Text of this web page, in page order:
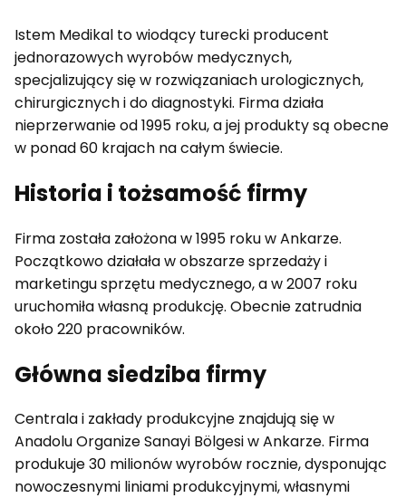
Istem Medikal to wiodący turecki producent
jednorazowych wyrobów medycznych,
specjalizujący się w rozwiązaniach urologicznych,
chirurgicznych i do diagnostyki. Firma działa
nieprzerwanie od 1995 roku, a jej produkty są obecne
w ponad 60 krajach na całym świecie.
Historia i tożsamość firmy
Firma została założona w 1995 roku w Ankarze.
Początkowo działała w obszarze sprzedaży i
marketingu sprzętu medycznego, a w 2007 roku
uruchomiła własną produkcję. Obecnie zatrudnia
około 220 pracowników.
Główna siedziba firmy
Centrala i zakłady produkcyjne znajdują się w
Anadolu Organize Sanayi Bölgesi w Ankarze. Firma
produkuje 30 milionów wyrobów rocznie, dysponując
nowoczesnymi liniami produkcyjnymi, własnymi